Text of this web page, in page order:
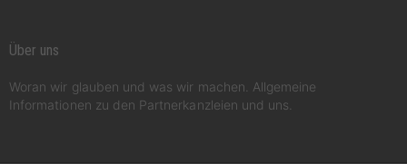
Über uns
Woran wir glauben und was wir machen. Allgemeine
Informationen zu den Partnerkanzleien und uns.